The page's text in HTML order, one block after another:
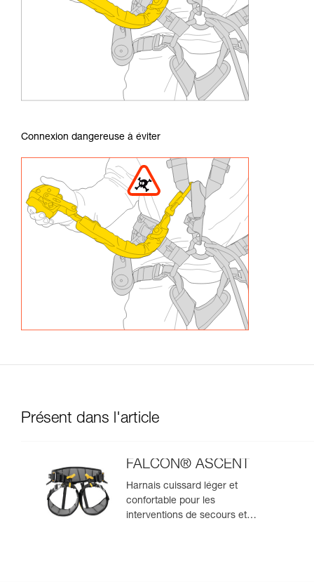
Connexion dangereuse à éviter
Présent dans l'article
FALCON® ASCENT
Harnais cuissard léger et
confortable pour les
interventions de secours et